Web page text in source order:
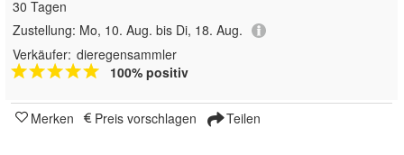
30 Tagen
Zustellung: Mo, 10. Aug. bis Di, 18. Aug.
Verkäufer: dieregensammler
100% positiv
Merken Preis vorschlagen Teilen